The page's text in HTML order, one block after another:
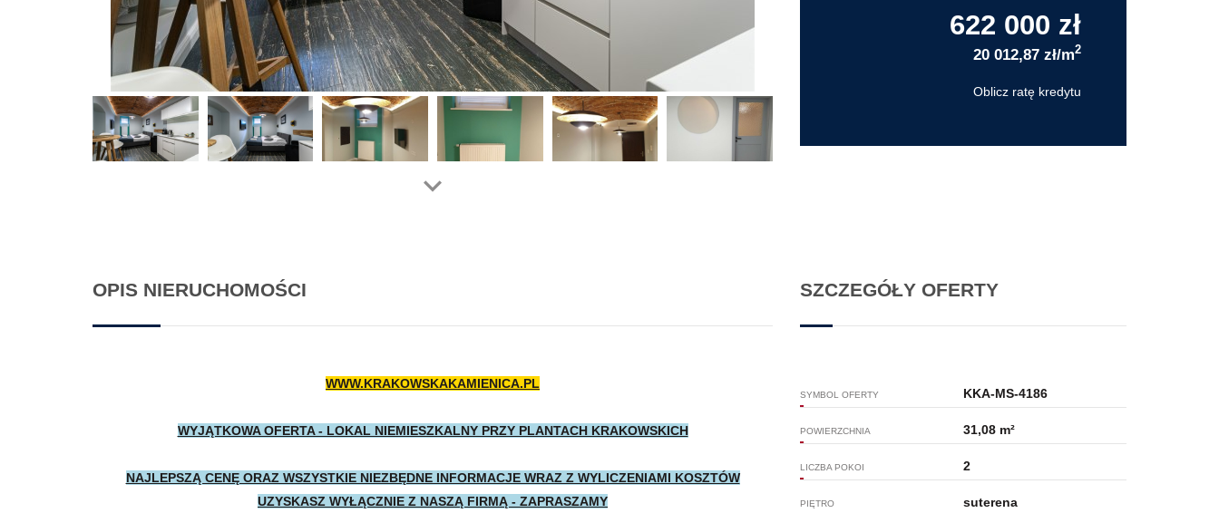
622 000 zł
20 012,87 zł/m2
Oblicz ratę kredytu
OPIS NIERUCHOMOŚCI
WWW.KRAKOWSKAKAMIENICA.PL
WYJĄTKOWA OFERTA - LOKAL NIEMIESZKALNY PRZY PLANTACH KRAKOWSKICH
NAJLEPSZĄ CENĘ ORAZ WSZYSTKIE NIEZBĘDNE INFORMACJE WRAZ Z WYLICZENIAMI KOSZTÓW
UZYSKASZ WYŁĄCZNIE Z NASZĄ FIRMĄ - ZAPRASZAMY
SZCZEGÓŁY OFERTY
SYMBOL OFERTY KKA-MS-4186
POWIERZCHNIA 31,08 m²
LICZBA POKOI 2
PIĘTRO suterena